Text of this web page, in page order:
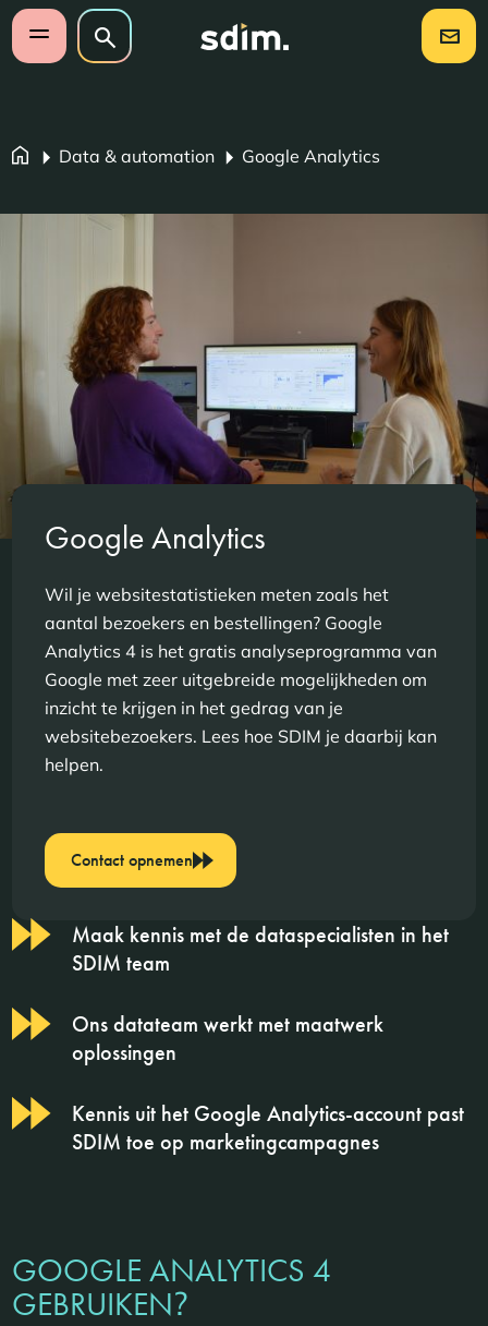
Navigatie overslaan
Open mobiel menu
Zoeken op website
Zoeken
Data & automation Google Analytics
Google Analytics
Wil je websitestatistieken meten zoals het
aantal bezoekers en bestellingen? Google
Analytics 4 is het gratis analyseprogramma van
Google met zeer uitgebreide mogelijkheden om
inzicht te krijgen in het gedrag van je
websitebezoekers. Lees hoe SDIM je daarbij kan
helpen.
Contact opnemen
Maak kennis met de dataspecialisten in het
SDIM team
Ons datateam werkt met maatwerk
oplossingen
Kennis uit het Google Analytics-account past
SDIM toe op marketingcampagnes
GOOGLE ANALYTICS 4
GEBRUIKEN?